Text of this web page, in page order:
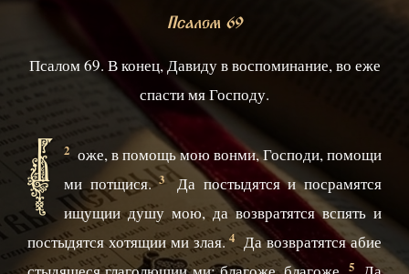
Псалом 69
Псалом 69. В конец, Давиду в воспоминание, во еже
спасти мя Господу.
2
Б
оже, в помощь мою вонми, Господи, помощи
ми потщися.3 Да постыдятся и посрамятся
ищущии душу мою, да возвратятся вспять и
постыдятся хотящии ми злая.4 Да возвратятся абие
5